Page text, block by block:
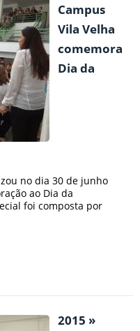
Campus
Vila Velha
comemora
Dia da
no dia 30 de junho
ao Dia da
foi composta por
2015 »